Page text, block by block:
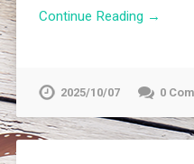
Continue Reading →
2025/10/07 0